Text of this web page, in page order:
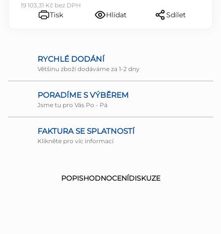
19 103,31 Kč bez DPH
Tisk Hlídat Sdílet
RYCHLÉ DODÁNÍ
Většinu zboží dodáváme za 1-2 dny
PORADÍME S VÝBĚREM
Jsme tu pro Vás Po - Pá
FAKTURA SE SPLATNOSTÍ
Klikněte pro víc informací
POPISHODNOCENÍDISKUZE